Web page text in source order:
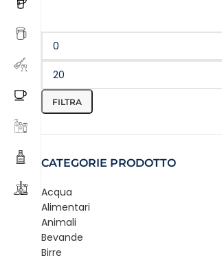
FILTRA
CATEGORIE PRODOTTO
Acqua
Alimentari
Animali
Bevande
Birre